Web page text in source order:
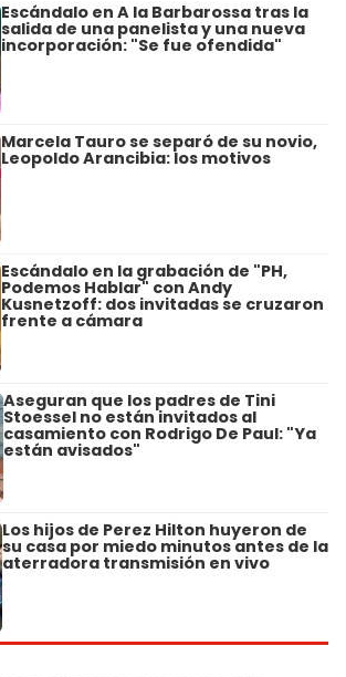
Escándalo en A la Barbarossa tras la
salida de una panelista y una nueva
incorporación: "Se fue ofendida"
Marcela Tauro se separó de su novio,
Leopoldo Arancibia: los motivos
Escándalo en la grabación de "PH,
Podemos Hablar" con Andy
Kusnetzoff: dos invitadas se cruzaron
frente a cámara
Aseguran que los padres de Tini
Stoessel no están invitados al
casamiento con Rodrigo De Paul: "Ya
están avisados"
Los hijos de Perez Hilton huyeron de
su casa por miedo minutos antes de la
aterradora transmisión en vivo